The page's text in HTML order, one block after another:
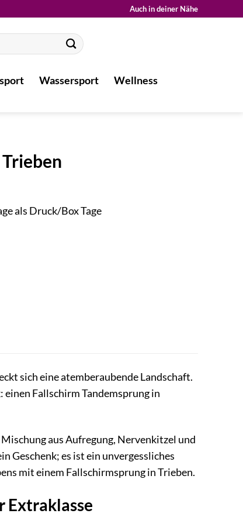
Auch in deiner Nähe
Wassersport
Wellness
als Druck/Box Tage
sich eine atemberaubende Landschaft.
Fallschirm Tandemsprung in
aus Aufregung, Nervenkitzel und
Geschenk; es ist ein unvergessliches
mit einem Fallschirmsprung in Trieben.
Extraklasse